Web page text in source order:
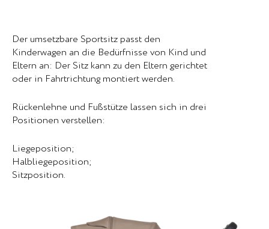
Der umsetzbare Sportsitz passt den
Kinderwagen an die Bedürfnisse von Kind und
Eltern an: Der Sitz kann zu den Eltern gerichtet
oder in Fahrtrichtung montiert werden.
Rückenlehne und Fußstütze lassen sich in drei
Positionen verstellen:
Liegeposition;
Halbliegeposition;
Sitzposition.